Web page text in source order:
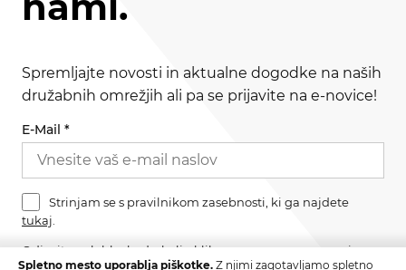
Spremljajte novosti in aktualne dogodke na naših
družabnih omrežjih ali pa se prijavite na e-novice!
E-Mail *
Strinjam se s pravilnikom zasebnosti, ki ga najdete
tukaj
Odjavite se lahko kadarkoli s klikom na povezavo v nogi
Spletno mesto uporablja piškotke. Z njimi zagotavljamo spletno